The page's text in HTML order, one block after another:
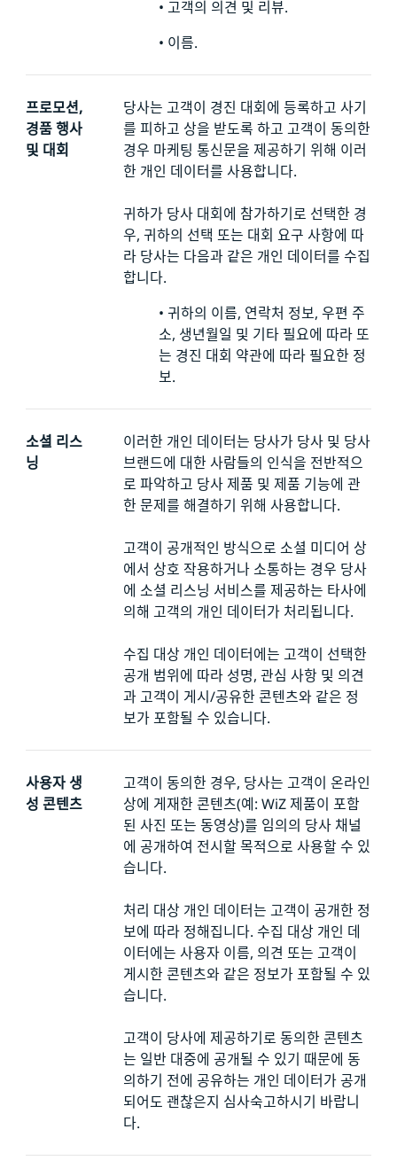
• 고객의 의견 및 리뷰.
• 이름.
프로모션,
경품 행사
및 대회
당사는 고객이 경진 대회에 등록하고 사기
를 피하고 상을 받도록 하고 고객이 동의한
경우 마케팅 통신문을 제공하기 위해 이러
한 개인 데이터를 사용합니다.
귀하가 당사 대회에 참가하기로 선택한 경
우, 귀하의 선택 또는 대회 요구 사항에 따
라 당사는 다음과 같은 개인 데이터를 수집
합니다.
• 귀하의 이름, 연락처 정보, 우편 주
소, 생년월일 및 기타 필요에 따라 또
는 경진 대회 약관에 따라 필요한 정
보.
소셜 리스
닝
이러한 개인 데이터는 당사가 당사 및 당사
브랜드에 대한 사람들의 인식을 전반적으
로 파악하고 당사 제품 및 제품 기능에 관
한 문제를 해결하기 위해 사용합니다.
고객이 공개적인 방식으로 소셜 미디어 상
에서 상호 작용하거나 소통하는 경우 당사
에 소셜 리스닝 서비스를 제공하는 타사에
의해 고객의 개인 데이터가 처리됩니다.
수집 대상 개인 데이터에는 고객이 선택한
공개 범위에 따라 성명, 관심 사항 및 의견
과 고객이 게시/공유한 콘텐츠와 같은 정
보가 포함될 수 있습니다.
사용자 생
성 콘텐츠
고객이 동의한 경우, 당사는 고객이 온라인
상에 게재한 콘텐츠(예: WiZ 제품이 포함
된 사진 또는 동영상)를 임의의 당사 채널
에 공개하여 전시할 목적으로 사용할 수 있
습니다.
처리 대상 개인 데이터는 고객이 공개한 정
보에 따라 정해집니다. 수집 대상 개인 데
이터에는 사용자 이름, 의견 또는 고객이
게시한 콘텐츠와 같은 정보가 포함될 수 있
습니다.
고객이 당사에 제공하기로 동의한 콘텐츠
는 일반 대중에 공개될 수 있기 때문에 동
의하기 전에 공유하는 개인 데이터가 공개
되어도 괜찮은지 심사숙고하시기 바랍니
다.